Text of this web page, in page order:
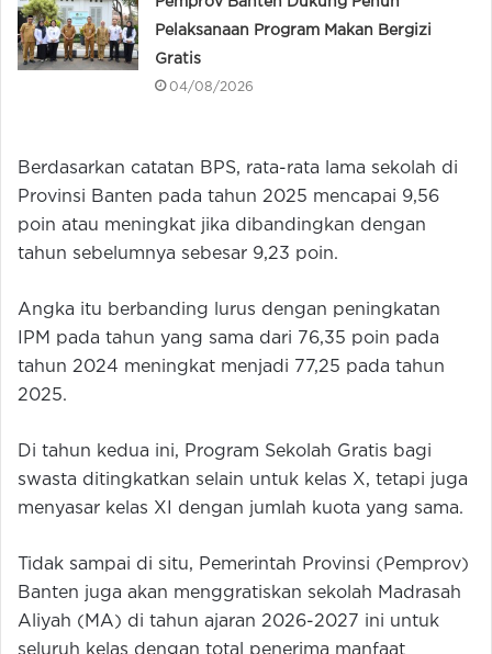
Pelaksanaan Program Makan Bergizi
Gratis
04/08/2026
Berdasarkan catatan BPS, rata-rata lama sekolah di
Provinsi Banten pada tahun 2025 mencapai 9,56
poin atau meningkat jika dibandingkan dengan
tahun sebelumnya sebesar 9,23 poin.
Angka itu berbanding lurus dengan peningkatan
IPM pada tahun yang sama dari 76,35 poin pada
tahun 2024 meningkat menjadi 77,25 pada tahun
2025.
Di tahun kedua ini, Program Sekolah Gratis bagi
swasta ditingkatkan selain untuk kelas X, tetapi juga
menyasar kelas XI dengan jumlah kuota yang sama.
Tidak sampai di situ, Pemerintah Provinsi (Pemprov)
Banten juga akan menggratiskan sekolah Madrasah
Aliyah (MA) di tahun ajaran 2026-2027 ini untuk
seluruh kelas dengan total penerima manfaat